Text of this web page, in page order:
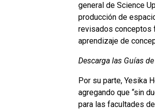
general de Science
producción de
revisados conceptos
aprendizaje de
Descarga las Guías
Por su parte, Yesika
agregando que “sin
para las facultades